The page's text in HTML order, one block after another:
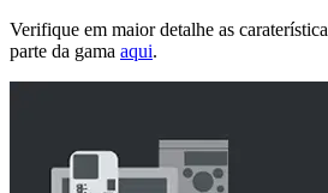
Verifique em maior detalhe as
parte da gama aqui.